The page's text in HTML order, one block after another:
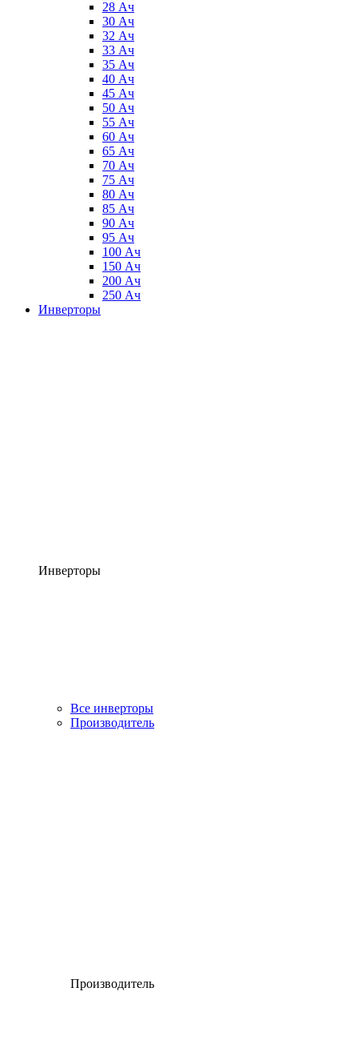
28 Ач
30 Ач
32 Ач
33 Ач
35 Ач
40 Ач
45 Ач
50 Ач
55 Ач
60 Ач
65 Ач
70 Ач
75 Ач
80 Ач
85 Ач
90 Ач
95 Ач
100 Ач
150 Ач
200 Ач
250 Ач
Инверторы
Инверторы
Все инверторы
Производитель
Производитель